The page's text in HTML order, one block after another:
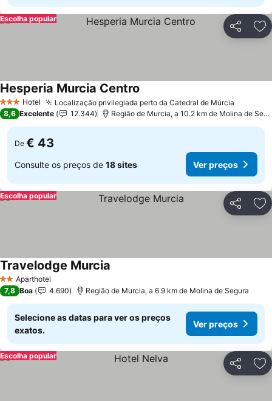
Partilhar
Escolha popular
3 EstrelasHotel Localização privilegiada perto da Catedral de Múrcia
Hesperia Murcia Centro
8,6 Excelente 12.344 Região de Murcia, a 10.2 km de Molina de
De € 43
Consulte os preços de 18 sites Ver preços
Partilhar
Escolha popular
2 EstrelasAparthotel
Travelodge Murcia
7,8 Boa 4.690 Região de Murcia, a 6.9 km de Molina de Segura
Selecione as datas para ver os preços
exatos.
Ver preços
Partilhar
Escolha popular